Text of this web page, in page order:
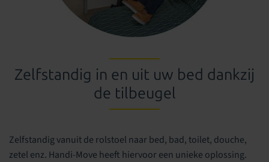
Zelfstandig in en uit uw bed dankzij
de tilbeugel
Zelfstandig vanuit de rolstoel naar bed, bad, toilet, douche,
zetel enz. Handi-Move heeft hiervoor een unieke oplossing.